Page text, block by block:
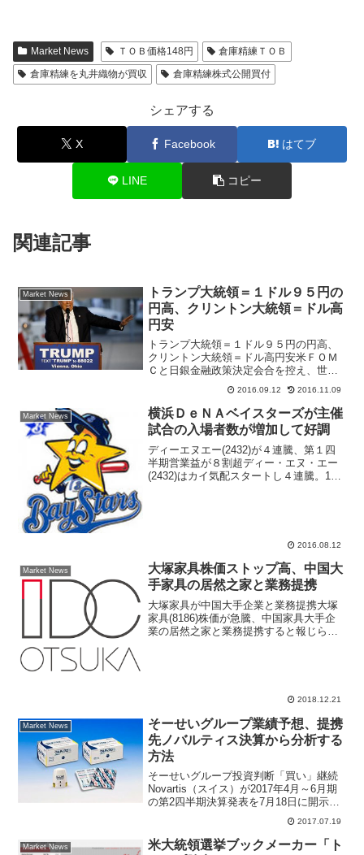
Market News ＴＯＢ価格148円
倉庫精練ＴＯＢ
倉庫精練を丸井織物が買収
倉庫精練株式公開買付
シェアする
X Facebook はてブ
LINE コピー
関連記事
Market News
トランプ大統領＝１ドル９５円の
円高、クリントン大統領＝ドル高
円安
トランプ大統領＝１ドル９５円の円高、
クリントン大統領＝ドル高円安米ＦＯＭ
Ｃと日銀金融政策決定会合を控え、世界
の株式・為替マーケットは再びリスクオ
フの動きとなった。米国利上げ観測が高
まる要人発言などを受け、週末のＮＹダ
ウ工業３０種平均株価は約...
2016.09.12 2016.11.09
Market News
横浜ＤｅＮＡベイスターズが主催
試合の入場者数が増加して好調
ディーエヌエー(2432)が４連騰、第１四
半期営業益が８割超ディー・エヌ・エー
(2432)はカイ気配スタートし４連騰。10
2016.08.12
Market News
大塚家具株価ストップ高、中国大
手家具の居然之家と業務提携
大塚家具が中国大手企業と業務提携大塚
家具(8186)株価が急騰、中国家具大手企
業の居然之家と業務提携すると報じられ
2018.12.21
Market News
そーせいグループ業績予想、提携
先ノバルティス決算から分析する
方法
そーせいグループ投資判断「買い」継続
Novartis（スイス）が2017年4月～6月期
の第2四半期決算発表を7月18日に開示し
た。ノバルティス社はそーせいグループ
が権利を保有するＣＯＰＤ治療薬（慢性
閉塞性肺疾患）シーブリ、ウルティブロ
2017.07.19
Market News
米大統領選挙ブックメーカー「ト